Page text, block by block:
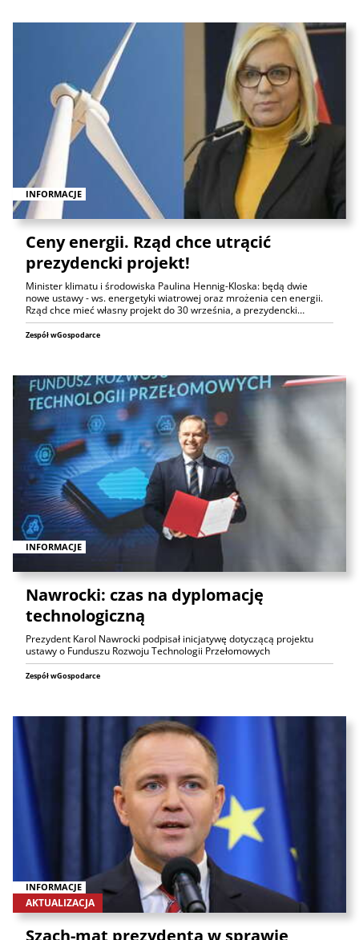
INFORMACJE
Ceny energii. Rząd chce utrącić
prezydencki projekt!
Minister klimatu i środowiska Paulina Hennig-Kloska: będą dwie
nowe ustawy - ws. energetyki wiatrowej oraz mrożenia cen energii.
Rząd chce mieć własny projekt do 30 września, a prezydencki…
Zespół wGospodarce
INFORMACJE
Nawrocki: czas na dyplomację
technologiczną
Prezydent Karol Nawrocki podpisał inicjatywę dotyczącą projektu
ustawy o Funduszu Rozwoju Technologii Przełomowych
Zespół wGospodarce
INFORMACJE
AKTUALIZACJA
Szach-mat prezydenta w sprawie